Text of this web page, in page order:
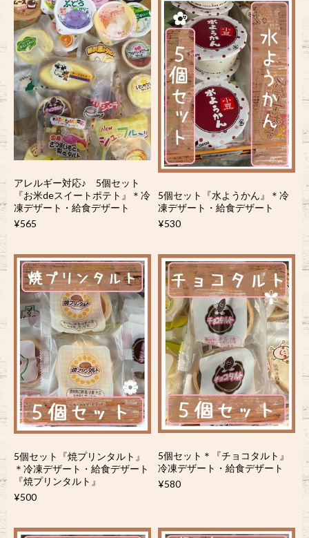
アレルギー対応♪ 5個セット
『お米deスイートポテト』＊冷
凍デザート・給食デザート
¥565
5個セット『水ようかん』＊冷
凍デザート・給食デザート
¥530
5個セット『焼プリンタルト』
＊冷凍デザート・給食デザート
『焼プリンタルト』
¥500
5個セット＊『チョコタルト』
冷凍デザート・給食デザート
¥580